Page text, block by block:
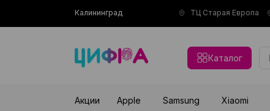
Калининград ТЦ Старая Европа
Каталог
Акции Apple Samsung Xiaomi